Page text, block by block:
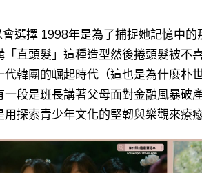
選擇 1998年是為了捕捉她記憶中的
直頭髮」這種造型然後捲頭髮被不
韓團的崛起時代（這也是為什麼朴
段是班長講著父母面對金融風暴破
用探索青少年文化的堅韌與樂觀來療